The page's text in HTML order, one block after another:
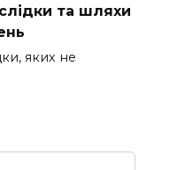
та шляхи
яких не